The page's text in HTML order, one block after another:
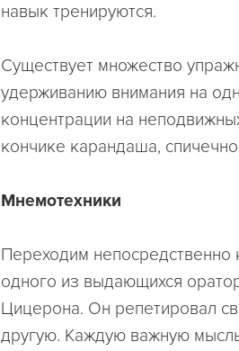
навык тренируются.
Существует множество
удерживанию внимания на
концентрации на
кончике карандаша,
Мнемотехники
Переходим непосредственно
одного из выдающихся
Цицерона. Он репетировал
другую. Каждую важную